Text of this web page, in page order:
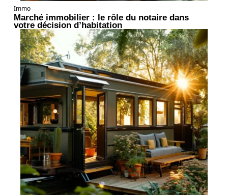
Immo
Marché immobilier : le rôle du notaire dans
votre décision d’habitation